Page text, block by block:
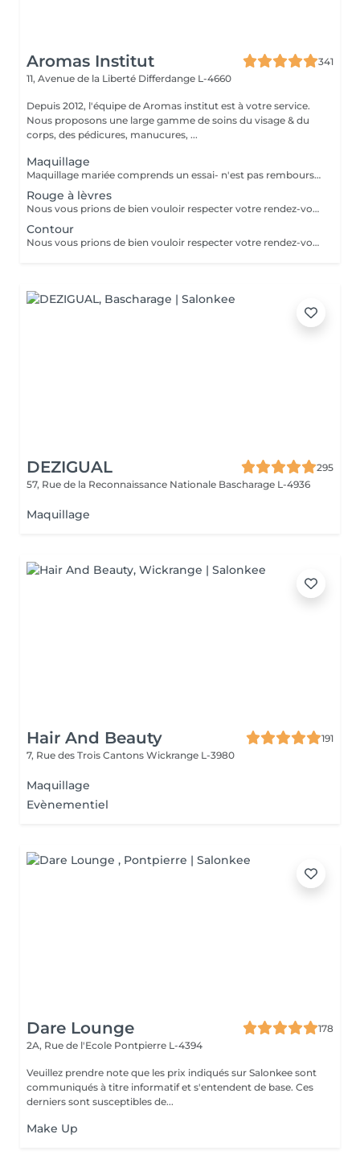
Aromas Institut
341
11, Avenue de la Liberté Differdange L-4660
Depuis 2012, l'équipe de Aromas institut est à votre service.
Nous proposons une large gamme de soins du visage & du
corps, des pédicures, manucures, ...
Maquillage
Maquillage mariée comprends un essai- n'est pas remboursable- la totalité est à payer le jour de l'essai. Nous vous prions de bien vouloir respecter votre rendez-vous. En prenant rendez-vous, vous occupez une place, dont une autre personne aurait éventuellement besoin. Tout rendez-vous non annulé 24h en avance, est susceptible d'être facturé. (Si vous ne pouvez pas vous présenter à votre RDV, proposez-le éventuellement à un proche ou à un ami) Toute l'équipe de Aromas Institut vous remercie pour votre respect et votre compréhension.
Rouge à lèvres
Nous vous prions de bien vouloir respecter votre rendez-vous. En prenant rendez-vous, vous occupez une place, dont une autre personne aurait éventuellement besoin. Tout rendez-vous non annulé 24h en avance, est susceptible d'être facturé. (Si vous ne pouvez pas vous présenter à votre RDV, proposez-le éventuellement à un proche ou à un ami) Toute l'équipe de Aromas Institut vous remercie pour votre respect et votre compréhension.
Contour
Nous vous prions de bien vouloir respecter votre rendez-vous. En prenant rendez-vous, vous occupez une place, dont une autre personne aurait éventuellement besoin. Tout rendez-vous non annulé 24h en avance, est susceptible d'être facturé. (Si vous ne pouvez pas vous présenter à votre RDV, proposez-le éventuellement à un proche ou à un ami) Toute l'équipe de Aromas Institut vous remercie pour votre respect et votre compréhension.
DEZIGUAL
295
57, Rue de la Reconnaissance Nationale Bascharage L-4936
Maquillage
Hair And Beauty
191
7, Rue des Trois Cantons Wickrange L-3980
Maquillage
Evènementiel
Dare Lounge
178
2A, Rue de l'Ecole Pontpierre L-4394
Veuillez prendre note que les prix indiqués sur Salonkee sont
communiqués à titre informatif et s'entendent de base. Ces
derniers sont susceptibles de...
Make Up